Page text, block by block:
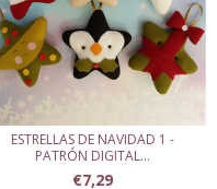
ESTRELLAS DE NAVIDAD 1 -
PATRÓN DIGITAL...
€7,29